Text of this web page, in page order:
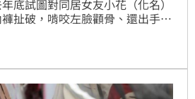
底試圖對同居女友小花（化名）
扯破，啃咬左臉顴骨、還出手打
簿公堂，男方因涉犯強制性交未
她的行為屬「正當防衛」因此判